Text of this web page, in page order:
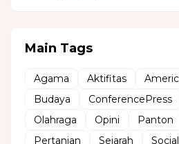
Main Tags
Agama Aktifitas
Budaya
ConferencePress
Olahraga
Opini Panton
Pertanian
Sejarah Social